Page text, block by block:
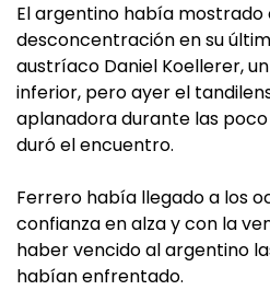
El argentino había
desconcentración en su
austríaco Daniel Koellerer,
inferior, pero ayer el
aplanadora durante las
duró el encuentro.
Ferrero había llegado a los
confianza en alza y con la
haber vencido al argentino
habían enfrentado.